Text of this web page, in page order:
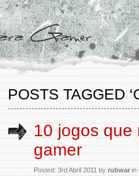
POSTS TAGGED
10 jogos que
gamer
Posted: 3rd Abril 2011 by rubwar in